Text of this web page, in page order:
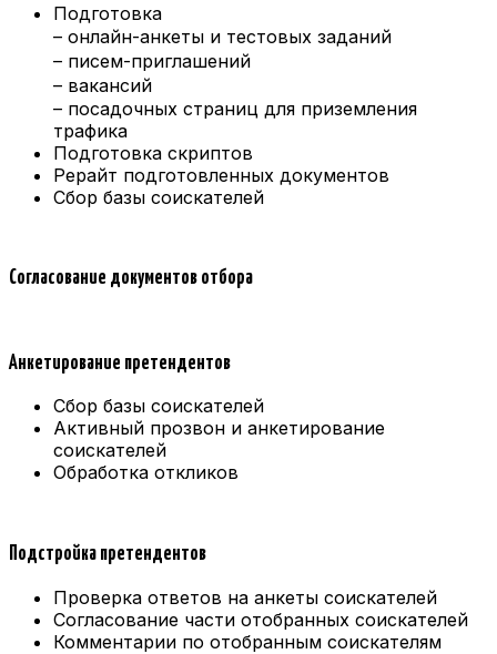
Подготовка
– онлайн-анкеты и тестовых заданий
– писем-приглашений
– вакансий
– посадочных страниц для приземления
трафика
Подготовка скриптов
Рерайт подготовленных документов
Сбор базы соискателей
Согласование документов отбора
Анкетирование претендентов
Сбор базы соискателей
Активный прозвон и анкетирование
соискателей
Обработка откликов
Подстройка претендентов
Проверка ответов на анкеты соискателей
Согласование части отобранных соискателей
Комментарии по отобранным соискателям